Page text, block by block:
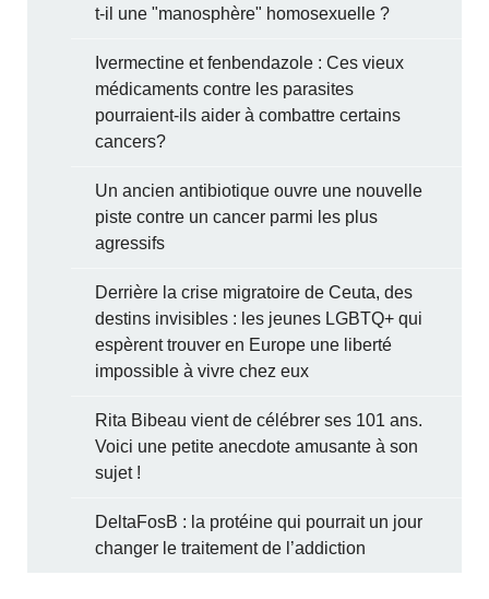
t-il une "manosphère" homosexuelle ?
Ivermectine et fenbendazole : Ces vieux
médicaments contre les parasites
pourraient-ils aider à combattre certains
cancers?
Un ancien antibiotique ouvre une nouvelle
piste contre un cancer parmi les plus
agressifs
Derrière la crise migratoire de Ceuta, des
destins invisibles : les jeunes LGBTQ+ qui
espèrent trouver en Europe une liberté
impossible à vivre chez eux
Rita Bibeau vient de célébrer ses 101 ans.
Voici une petite anecdote amusante à son
sujet !
DeltaFosB : la protéine qui pourrait un jour
changer le traitement de l’addiction